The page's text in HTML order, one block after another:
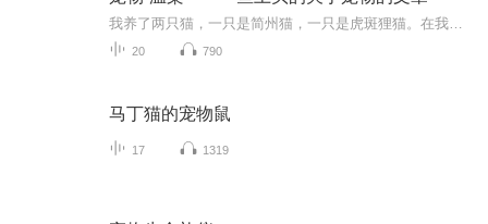
20 790
马丁猫的宠物鼠
17 1319